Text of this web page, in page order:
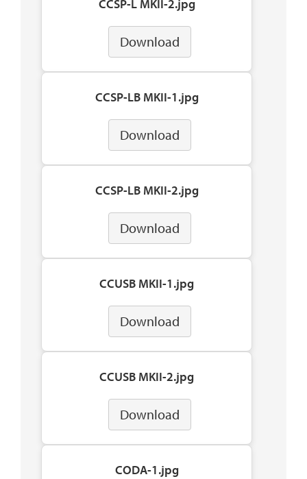
CCSP-L MKII-2.jpg
Download
CCSP-LB MKII-1.jpg
Download
CCSP-LB MKII-2.jpg
Download
CCUSB MKII-1.jpg
Download
CCUSB MKII-2.jpg
Download
CODA-1.jpg